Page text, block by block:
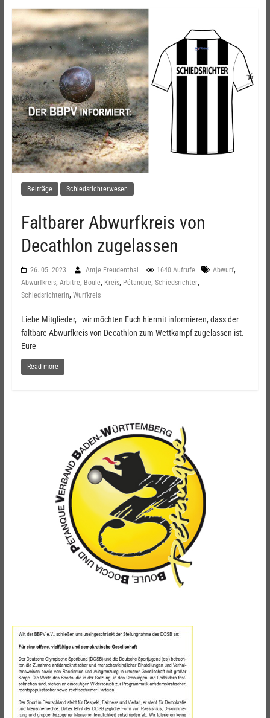
Beiträge Schiedsrichterwesen
Faltbarer Abwurfkreis von
Decathlon zugelassen
26. 05. 2023 Antje Freudenthal 1640 Aufrufe Abwurf,
Abwurfkreis, Arbitre, Boule, Kreis, Pétanque, Schiedsrichter,
Schiedsrichterin, Wurfkreis
Liebe Mitglieder, wir möchten Euch hiermit informieren, dass der
faltbare Abwurfkreis von Decathlon zum Wettkampf zugelassen ist.
Eure
Read more